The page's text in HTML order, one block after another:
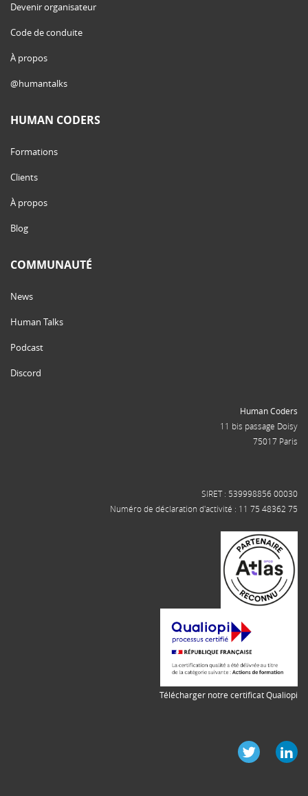
Devenir organisateur
Code de conduite
À propos
@humantalks
HUMAN CODERS
Formations
Clients
À propos
Blog
COMMUNAUTÉ
News
Human Talks
Podcast
Discord
Human Coders
11 bis passage Doisy
75017 Paris
SIRET : 539998856 00030
Numéro de déclaration d'activité : 11 75 48362 75
Télécharger notre certificat Qualiopi